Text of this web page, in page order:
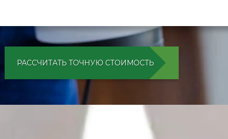
РАССЧИТАТЬ ТОЧНУЮ СТОИМОСТЬ